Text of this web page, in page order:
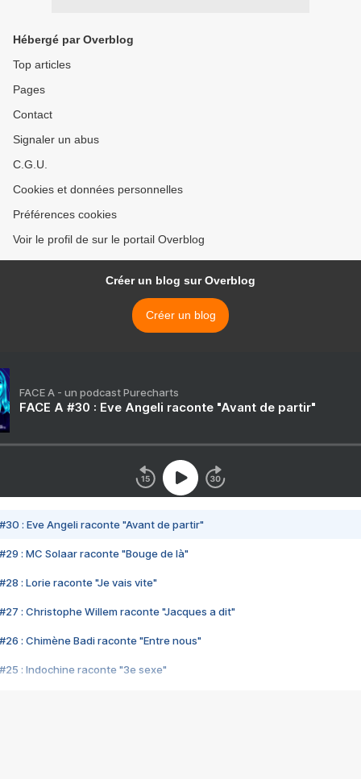
Hébergé par Overblog
Top articles
Pages
Contact
Signaler un abus
C.G.U.
Cookies et données personnelles
Préférences cookies
Voir le profil de sur le portail Overblog
Créer un blog sur Overblog
Créer un blog
FACE A - un podcast Purecharts
FACE A #30 : Eve Angeli raconte "Avant de partir"
#30 : Eve Angeli raconte "Avant de partir"
#29 : MC Solaar raconte "Bouge de là"
#28 : Lorie raconte "Je vais vite"
#27 : Christophe Willem raconte "Jacques a dit"
#26 : Chimène Badi raconte "Entre nous"
#25 : Indochine raconte "3e sexe"